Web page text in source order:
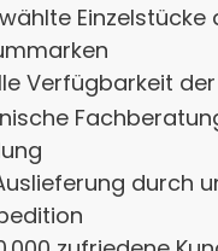
Einzelstücke
Verfügbarkeit
durch